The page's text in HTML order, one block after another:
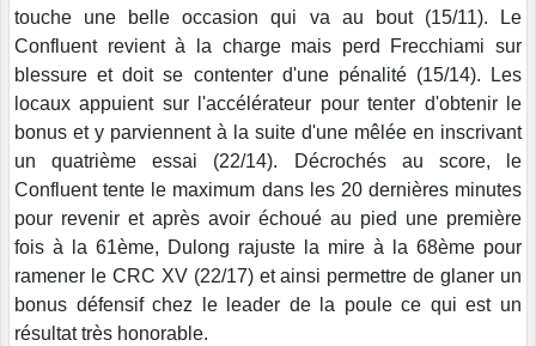
touche une belle occasion qui va au bout (15/11). Le
Confluent revient à la charge mais perd Frecchiami sur
blessure et doit se contenter d'une pénalité (15/14). Les
locaux appuient sur l'accélérateur pour tenter d'obtenir le
bonus et y parviennent à la suite d'une mêlée en inscrivant
un quatrième essai (22/14). Décrochés au score, le
Confluent tente le maximum dans les 20 dernières minutes
pour revenir et après avoir échoué au pied une première
fois à la 61ème, Dulong rajuste la mire à la 68ème pour
ramener le CRC XV (22/17) et ainsi permettre de glaner un
bonus défensif chez le leader de la poule ce qui est un
résultat très honorable.